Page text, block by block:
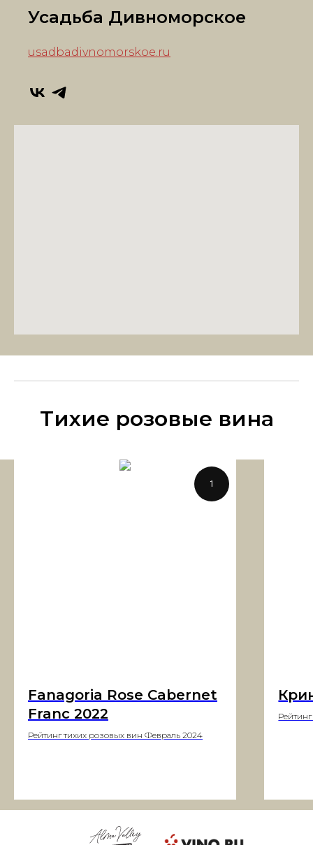
Усадьба Дивноморское
usadbadivnomorskoe.ru
Тихие розовые вина
1
Fanagoria Rose Cabernet
Franc 2022
Рейтинг тихих розовых вин Февраль 2024